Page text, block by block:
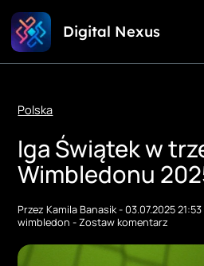
Przejdź
do
treści
Digital Nexus
Polska
Iga Świątek w
Wimbledonu
PrzezKamila Banasik-03.07.2025 21:53
wimbledon -Zostaw komentarz